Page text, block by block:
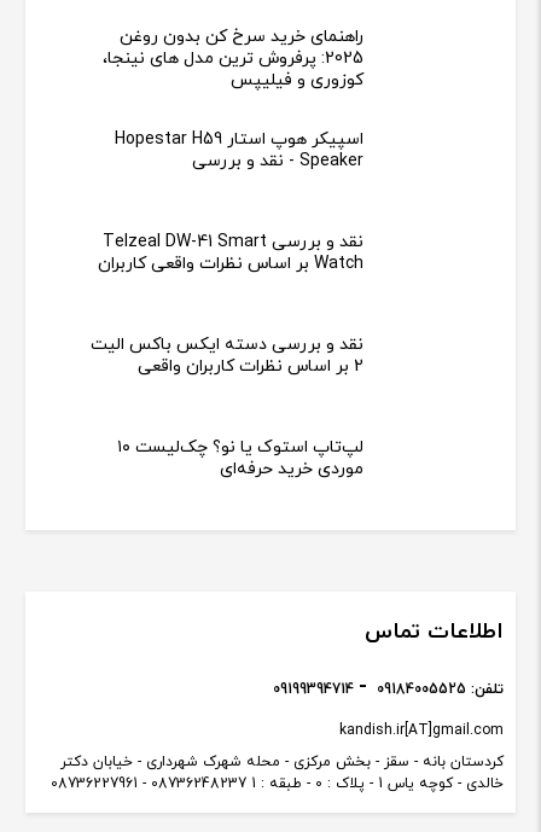
راهنمای خرید سرخ کن بدون روغن
2025: پرفروش ترین مدل های نینجا،
کوزوری و فیلیپس
اسپیکر هوپ استار Hopestar H59
Speaker - نقد و بررسی
نقد و بررسی Telzeal DW-41 Smart
Watch بر اساس نظرات واقعی کاربران
نقد و بررسی دسته ایکس باکس الیت
2 بر اساس نظرات کاربران واقعی
لپ‌تاپ استوک یا نو؟ چک‌لیست ۱۰
موردی خرید حرفه‌ای
اطلاعات تماس
کردستان بانه - سقز - بخش مرکزی - محله شهرک شهرداری - خیابان دکتر
خالدی - کوچه یاس 1 - پلاک : 0 - طبقه : 1 08736248237 - 08736227961
kandish.ir[AT]gmail.com
تلفن: 09184005525
09199394714